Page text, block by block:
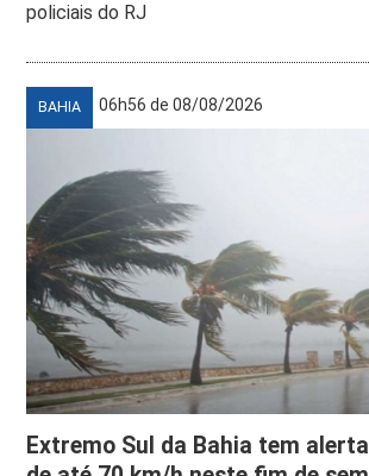
policiais do RJ
BAHIA 06h56 de 08/08/2026
Extremo Sul da Bahia tem